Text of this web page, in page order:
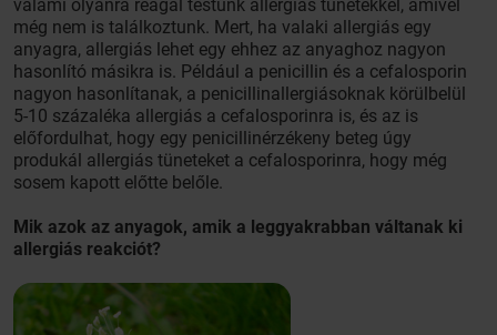
valami olyanra reagál testünk allergiás tünetekkel, amivel
még nem is találkoztunk. Mert, ha valaki allergiás egy
anyagra, allergiás lehet egy ehhez az anyaghoz nagyon
hasonlító másikra is. Például a penicillin és a cefalosporin
nagyon hasonlítanak, a penicillinallergiásoknak körülbelül
5-10 százaléka allergiás a cefalosporinra is, és az is
előfordulhat, hogy egy penicillinérzékeny beteg úgy
produkál allergiás tüneteket a cefalosporinra, hogy még
sosem kapott előtte belőle.
Mik azok az anyagok, amik a leggyakrabban váltanak ki
allergiás reakciót?